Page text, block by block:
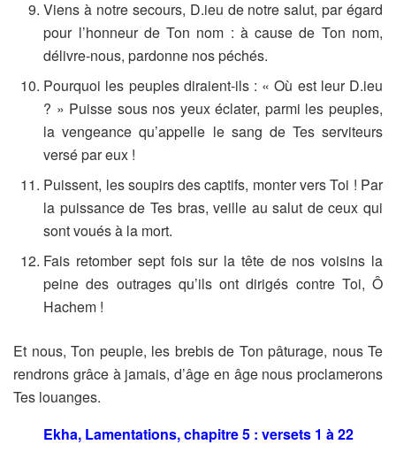
Viens à notre secours, D.ieu de notre salut, par égard
pour l’honneur de Ton nom : à cause de Ton nom,
délivre-nous, pardonne nos péchés.
Pourquoi les peuples diraient-ils : « Où est leur D.ieu
? » Puisse sous nos yeux éclater, parmi les peuples,
la vengeance qu’appelle le sang de Tes serviteurs
versé par eux !
Puissent, les soupirs des captifs, monter vers Toi ! Par
la puissance de Tes bras, veille au salut de ceux qui
sont voués à la mort.
Fais retomber sept fois sur la tête de nos voisins la
peine des outrages qu’ils ont dirigés contre Toi, Ô
Hachem !
Et nous, Ton peuple, les brebis de Ton pâturage, nous Te
rendrons grâce à jamais, d’âge en âge nous proclamerons
Tes louanges.
Ekha, Lamentations, chapitre 5 : versets 1 à 22